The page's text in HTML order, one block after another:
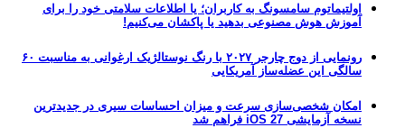
اولتیماتوم سامسونگ به کاربران؛ یا اطلاعات سلامتی خود را برای
آموزش هوش مصنوعی بدهید یا پاکشان می‌کنیم!
رونمایی از دوج چارجر ۲۰۲۷ با رنگ نوستالژیک ارغوانی به مناسبت ۶۰
سالگی این عضله‌ساز آمریکایی
امکان شخصی‌سازی سرعت و میزان احساسات سیری در جدیدترین
نسخه آزمایشی iOS 27 فراهم شد